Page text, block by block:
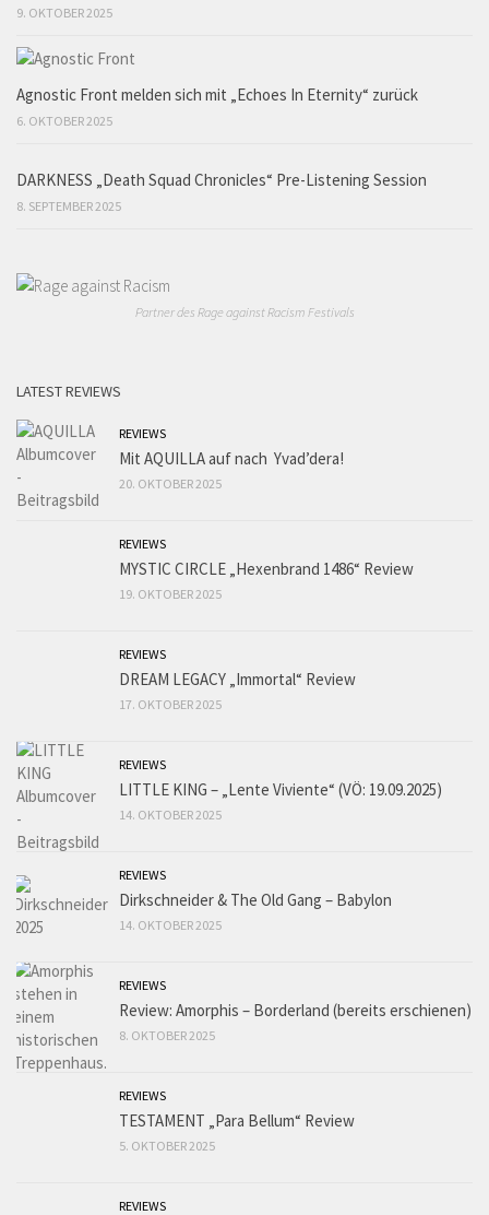
9. OKTOBER 2025
Agnostic Front melden sich mit „Echoes In Eternity“ zurück
6. OKTOBER 2025
DARKNESS „Death Squad Chronicles“ Pre-Listening Session
8. SEPTEMBER 2025
Partner des Rage against Racism Festivals
LATEST REVIEWS
REVIEWS
Mit AQUILLA auf nach Yvad’dera!
20. OKTOBER 2025
REVIEWS
MYSTIC CIRCLE „Hexenbrand 1486“ Review
19. OKTOBER 2025
REVIEWS
DREAM LEGACY „Immortal“ Review
17. OKTOBER 2025
REVIEWS
LITTLE KING – „Lente Viviente“ (VÖ: 19.09.2025)
14. OKTOBER 2025
REVIEWS
Dirkschneider & The Old Gang – Babylon
14. OKTOBER 2025
REVIEWS
Review: Amorphis – Borderland (bereits erschienen)
8. OKTOBER 2025
REVIEWS
TESTAMENT „Para Bellum“ Review
5. OKTOBER 2025
REVIEWS